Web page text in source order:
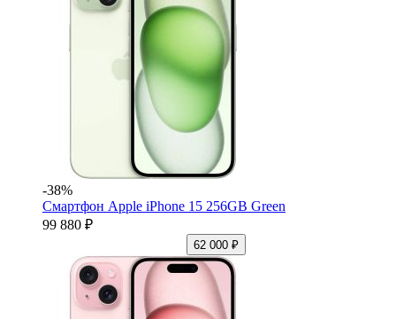
-38%
Смартфон Apple iPhone 15 256GB Green
99 880 ₽
62 000 ₽